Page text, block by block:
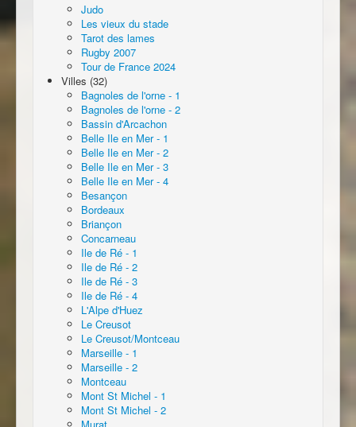
Judo
Les vieux du stade
Tarot des lames
Rugby 2007
Tour de France 2024
Villes (32)
Bagnoles de l'orne - 1
Bagnoles de l'orne - 2
Bassin d'Arcachon
Belle Ile en Mer - 1
Belle Ile en Mer - 2
Belle Ile en Mer - 3
Belle Ile en Mer - 4
Besançon
Bordeaux
Briançon
Concarneau
Ile de Ré - 1
Ile de Ré - 2
Ile de Ré - 3
Ile de Ré - 4
L'Alpe d'Huez
Le Creusot
Le Creusot/Montceau
Marseille - 1
Marseille - 2
Montceau
Mont St Michel - 1
Mont St Michel - 2